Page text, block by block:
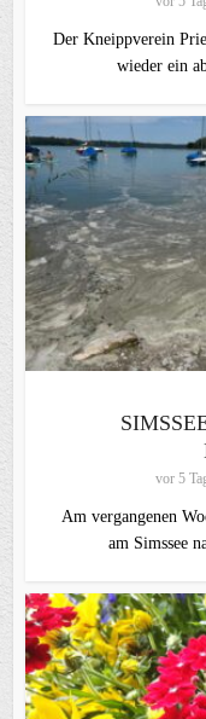
Der Kneippverein
wieder ein
vor 5
Am vergangenen
am Simssee